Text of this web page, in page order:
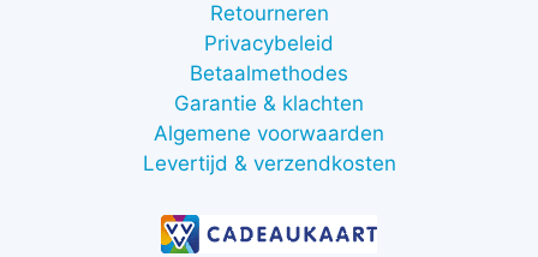
Retourneren
Privacybeleid
Betaalmethodes
Garantie & klachten
Algemene voorwaarden
Levertijd & verzendkosten